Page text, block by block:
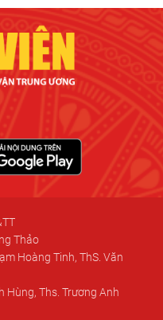
Thảo
Hoàng Tinh, ThS. Văn
Hùng, Ths. Trương Anh